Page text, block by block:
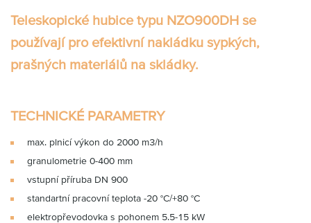
Teleskopické hubice typu NZO900DH se
používají pro efektivní nakládku sypkých,
prašných materiálů na skládky.
TECHNICKÉ PARAMETRY
max. plnicí výkon do 2000 m3/h
granulometrie 0-400 mm
vstupní příruba DN 900
standartní pracovní teplota -20 °C/+80 °C
elektropřevodovka s pohonem 5.5-15 kW